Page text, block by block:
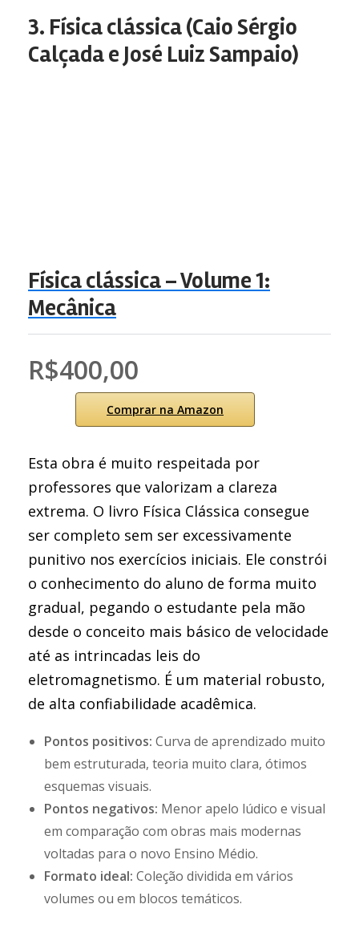
3. Física clássica (Caio Sérgio
Calçada e José Luiz Sampaio)
Física clássica – Volume 1:
Mecânica
R$400,00
Comprar na Amazon
Esta obra é muito respeitada por
professores que valorizam a clareza
extrema. O livro Física Clássica consegue
ser completo sem ser excessivamente
punitivo nos exercícios iniciais. Ele constrói
o conhecimento do aluno de forma muito
gradual, pegando o estudante pela mão
desde o conceito mais básico de velocidade
até as intrincadas leis do
eletromagnetismo. É um material robusto,
de alta confiabilidade acadêmica.
Pontos positivos: Curva de aprendizado muito
bem estruturada, teoria muito clara, ótimos
esquemas visuais.
Pontos negativos: Menor apelo lúdico e visual
em comparação com obras mais modernas
voltadas para o novo Ensino Médio.
Formato ideal: Coleção dividida em vários
volumes ou em blocos temáticos.